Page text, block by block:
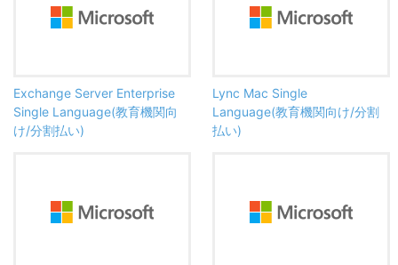
Exchange Server Enterprise
Single Language(教育機関向
け/分割払い)
Lync Mac Single
Language(教育機関向け/分割
払い)